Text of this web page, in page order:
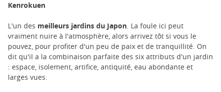
Kenrokuen
L'un des meilleurs jardins du Japon. La foule ici peut
vraiment nuire à l'atmosphère, alors arrivez tôt si vous le
pouvez, pour profiter d'un peu de paix et de tranquillité. On
dit qu'il a la combinaison parfaite des six attributs d'un jardin
: espace, isolement, artifice, antiquité, eau abondante et
larges vues.